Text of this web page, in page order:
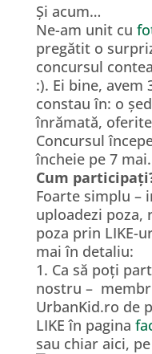
Și acum…
Ne-am unit cu
pregătit o
concursul
:). Ei bine,
constau în: o
înrămată,
Concursul
încheie pe 7 mai.
Cum
Foarte simplu –
uploadezi poza,
poza prin LIKE-
mai în detaliu:
1. Ca să poți
nostru –
UrbanKid.ro de
LIKE în pagina
sau chiar aici,